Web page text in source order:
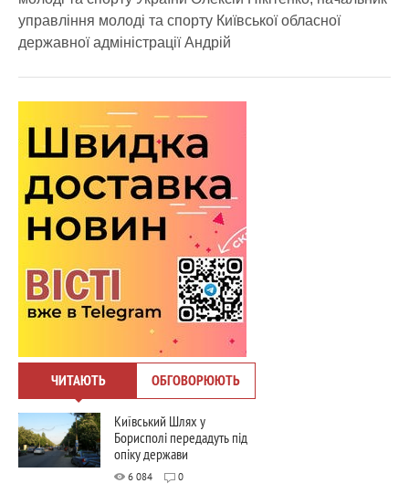
управління молоді та спорту Київської обласної
державної адміністрації Андрій
ЧИТАЮТЬ ОБГОВОРЮЮТЬ
Київський Шлях у
Борисполі передадуть під
опіку держави
6 084 0